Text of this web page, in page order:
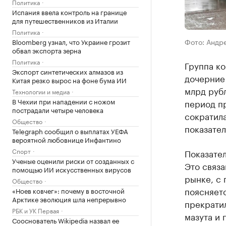
Испания ввела контроль на границе
для путешественников из Италии
Политика
Bloomberg узнал, что Украине грозит
обвал экспорта зерна
Политика
Экспорт синтетических алмазов из
Китая резко вырос на фоне бума ИИ
Технологии и медиа
В Чехии при нападении с ножом
пострадали четыре человека
Общество
Telegraph сообщил о выплатах УЕФА
вероятной любовнице Инфантино
Спорт
Ученые оценили риски от созданных с
помощью ИИ искусственных вирусов
Общество
«Ноев ковчег»: почему в восточной
Арктике эволюция шла непрерывно
РБК и УК Первая
Сооснователь Wikipedia назвал ее
Фото:
Группа
млрд
период
Это
рынке, с
мазута и